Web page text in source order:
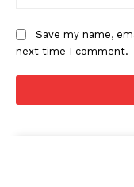
Save my name,
next time I comment.